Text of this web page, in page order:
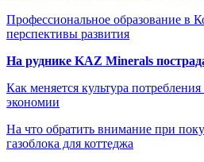
Профессиональное образование в
перспективы развития
На руднике KAZ Minerals
Как меняется культура
экономии
На что обратить внимание при
газоблока для коттеджа